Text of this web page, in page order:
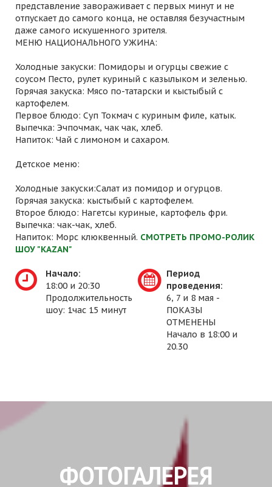
представление завораживает с первых минут и не
отпускает до самого конца, не оставляя безучастным
даже самого искушенного зрителя.
МЕНЮ НАЦИОНАЛЬНОГО УЖИНА:
Холодные закуски: Помидоры и огурцы свежие с
соусом Песто, рулет куриный с казылыком и зеленью.
Горячая закуска: Мясо по-татарски и кыстыбый с
картофелем.
Первое блюдо: Суп Токмач с куриным филе, катык.
Выпечка: Эчпочмак, чак чак, хлеб.
Напиток: Чай с лимоном и сахаром.
Детское меню:
Холодные закуски:Салат из помидор и огурцов.
Горячая закуска: кыстыбый с картофелем.
Второе блюдо: Нагетсы куриные, картофель фри.
Выпечка: чак-чак, хлеб.
Напиток: Морс клюквенный. СМОТРЕТЬ ПРОМО-РОЛИК
ШОУ "KAZAN"
Начало:
18:00 и 20:30
Продолжительность
шоу: 1час 15 минут
Период
проведения:
6, 7 и 8 мая -
ПОКАЗЫ
ОТМЕНЕНЫ
Начало в 18:00 и
20.30
ФОТОГАЛЕРЕЯ